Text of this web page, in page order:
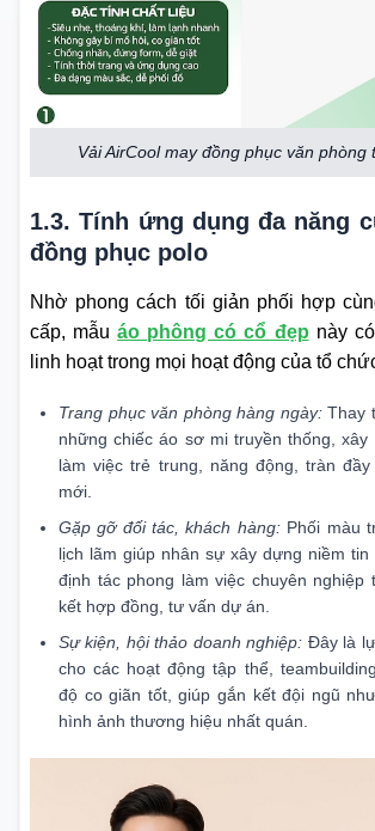
Vải AirCool may đồng phục văn phòng
1.3. Tính ứng dụng đa năng
đồng phục polo
Nhờ phong cách tối giản phối hợp
cấp, mẫuáo phông có cổ đẹp này
linh hoạt trong mọi hoạt động của tổ
Trang phục văn phòng hàng ngày:Thay
những chiếc áo sơ mi truyền thống,
làm việc trẻ trung, năng động, tràn
mới.
Gặp gỡ đối tác, khách hàng:Phối màu
lịch lãm giúp nhân sự xây dựng niềm tin
định tác phong làm việc chuyên nghiệp
kết hợp đồng, tư vấn dự án.
Sự kiện, hội thảo doanh nghiệp: Đây là
cho các hoạt động tập thể,
độ co giãn tốt, giúp gắn kết đội ngũ
hình ảnh thương hiệu nhất quán.